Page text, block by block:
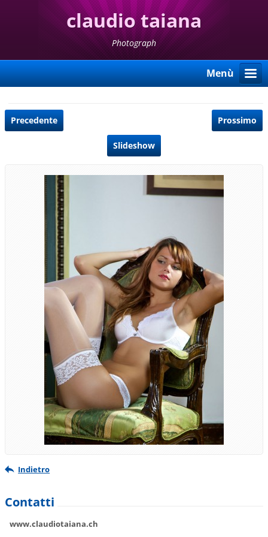
claudio taiana
Photograph
Menù
Precedente Prossimo
Slideshow
Indietro
Contatti
www.claudiotaiana.ch